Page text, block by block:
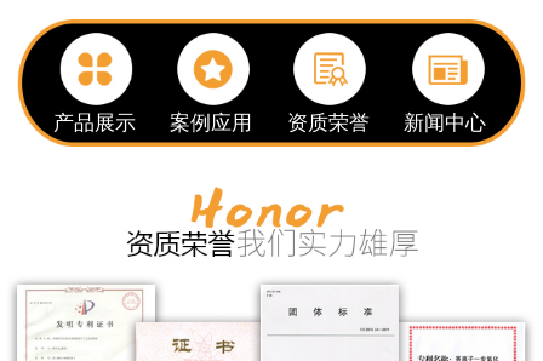
产品展示 案例应用 资质荣誉 新闻中心